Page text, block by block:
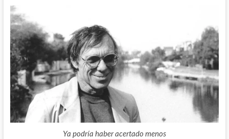
Ya podría haber acertado menos